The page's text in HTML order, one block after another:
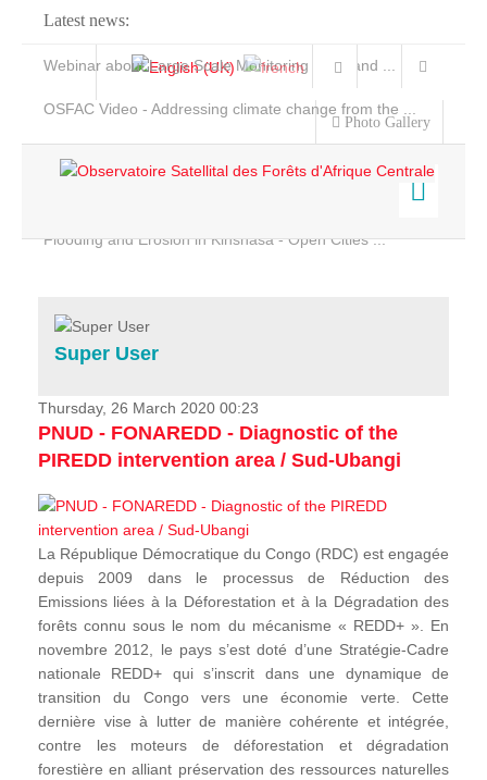
Latest news:
Webinar about Large Scale Monitoring and Land ...
OSFAC Video - Addressing climate change from the ...
Flooding and Erosion in Kinshasa - Open Cities ...
Photo Gallery
Home
Services
Projects
News & Stories
Super User
Thursday, 26 March 2020 00:23
PNUD - FONAREDD - Diagnostic of the
PIREDD intervention area / Sud-Ubangi
La République Démocratique du Congo (RDC) est engagée
depuis 2009 dans le processus de Réduction des
Emissions liées à la Déforestation et à la Dégradation des
forêts connu sous le nom du mécanisme « REDD+ ». En
novembre 2012, le pays s’est doté d’une Stratégie-Cadre
nationale REDD+ qui s’inscrit dans une dynamique de
transition du Congo vers une économie verte. Cette
dernière vise à lutter de manière cohérente et intégrée,
contre les moteurs de déforestation et dégradation
forestière en alliant préservation des ressources naturelles